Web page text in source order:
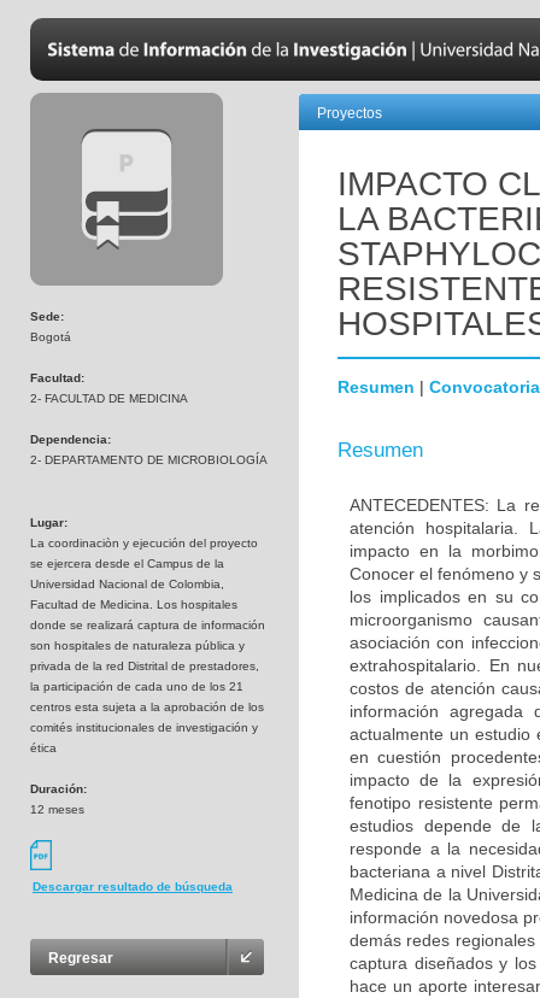
Sede:
Bogotá
Facultad:
2- FACULTAD DE MEDICINA
Dependencia:
2- DEPARTAMENTO DE MICROBIOLOGÍA
Lugar:
La coordinaciòn y ejecución del proyecto
se ejercera desde el Campus de la
Universidad Nacional de Colombia,
Facultad de Medicina. Los hospitales
donde se realizará captura de información
son hospitales de naturaleza pública y
privada de la red Distrital de prestadores,
la participación de cada uno de los 21
centros esta sujeta a la aprobación de los
comités institucionales de investigación y
ética
Duración:
12 meses
Descargar resultado de búsqueda
Regresar
Proyectos
IMPACTO
LA
Resumen | Convocatoria
Resumen
ANTECEDENTES: La
atención hospitalaria.
impacto en la
Conocer el fenómeno y
los implicados en su
microorganismo
asociación con
extrahospitalario. En
costos de atención
información agregada
actualmente un estudio
en cuestión
impacto de la
fenotipo resistente
estudios depende de
responde a la
bacteriana a nivel
Medicina de la
información novedosa
demás redes
captura diseñados y
hace un aporte